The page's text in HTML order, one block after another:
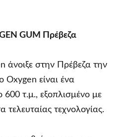
GUM Πρέβεζα
άνοιξε στην Πρέβεζα την
είναι ένα
τ.μ., εξοπλισμένο με
τελευταίας τεχνολογίας.